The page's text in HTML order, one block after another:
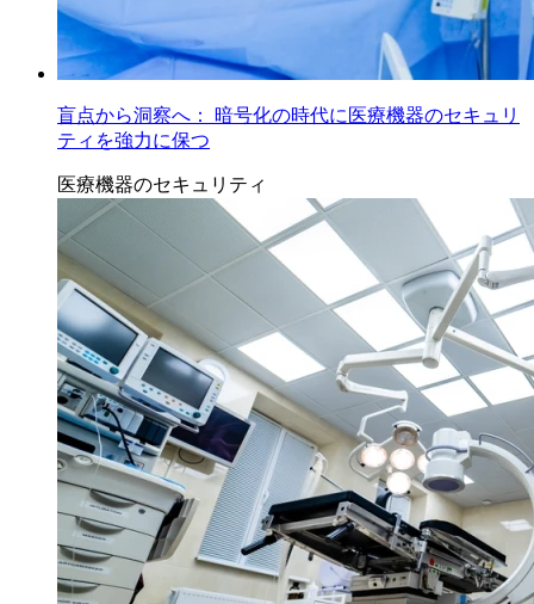
盲点から洞察へ： 暗号化の時代に医療機器のセキュリ
ティを強力に保つ
医療機器のセキュリティ